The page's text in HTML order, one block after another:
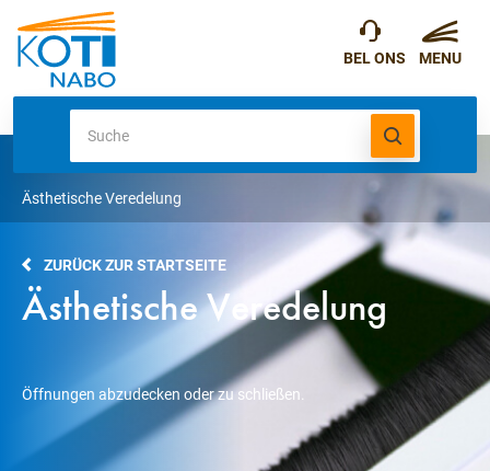
Ästhetische Veredelung
ZURÜCK ZUR STARTSEITE
Ästhetische Veredelung
Öffnungen abzudecken oder zu schließen.